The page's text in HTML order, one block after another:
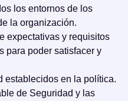
los entornos de los
la organización.
expectativas y requisitos
para poder satisfacer y
establecidos en la política.
de Seguridad y las